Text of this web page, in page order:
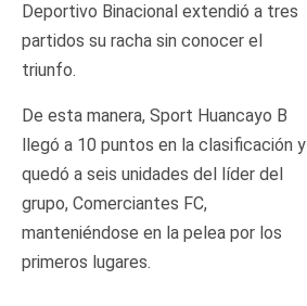
Deportivo Binacional extendió a tres
partidos su racha sin conocer el
triunfo.
De esta manera, Sport Huancayo B
llegó a 10 puntos en la clasificación y
quedó a seis unidades del líder del
grupo, Comerciantes FC,
manteniéndose en la pelea por los
primeros lugares.